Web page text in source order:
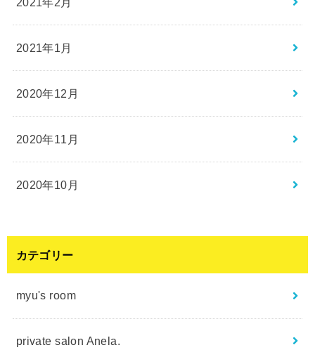
2021年1月
2020年12月
2020年11月
2020年10月
カテゴリー
myu's room
private salon Anela.